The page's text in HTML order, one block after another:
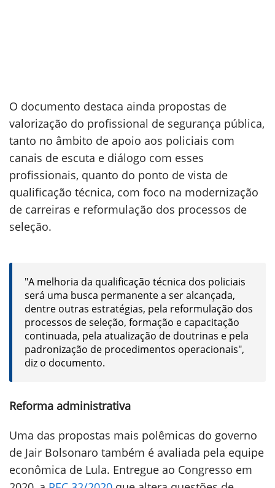
O documento destaca ainda propostas de
valorização do profissional de segurança pública,
tanto no âmbito de apoio aos policiais com
canais de escuta e diálogo com esses
profissionais, quanto do ponto de vista de
qualificação técnica, com foco na modernização
de carreiras e reformulação dos processos de
seleção.
"A melhoria da qualificação técnica dos policiais
será uma busca permanente a ser alcançada,
dentre outras estratégias, pela reformulação dos
processos de seleção, formação e capacitação
continuada, pela atualização de doutrinas e pela
padronização de procedimentos operacionais",
diz o documento.
Reforma administrativa
Uma das propostas mais polêmicas do governo
de Jair Bolsonaro também é avaliada pela equipe
econômica de Lula. Entregue ao Congresso em